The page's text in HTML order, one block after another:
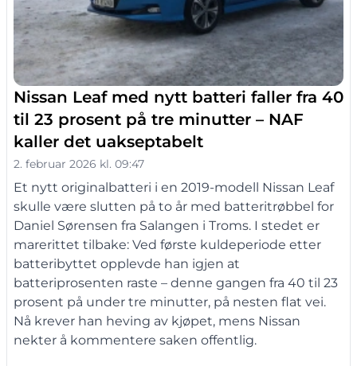
Nissan Leaf med nytt batteri faller fra 40
til 23 prosent på tre minutter – NAF
kaller det uakseptabelt
2. februar 2026 kl. 09:47
Et nytt originalbatteri i en 2019-modell Nissan Leaf
skulle være slutten på to år med batteritrøbbel for
Daniel Sørensen fra Salangen i Troms. I stedet er
marerittet tilbake: Ved første kuldeperiode etter
batteribyttet opplevde han igjen at
batteriprosenten raste – denne gangen fra 40 til 23
prosent på under tre minutter, på nesten flat vei.
Nå krever han heving av kjøpet, mens Nissan
nekter å kommentere saken offentlig.